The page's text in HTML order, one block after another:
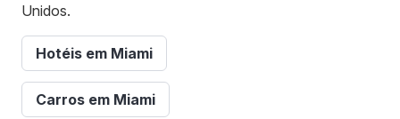
Unidos.
Hotéis em Miami
Carros em Miami